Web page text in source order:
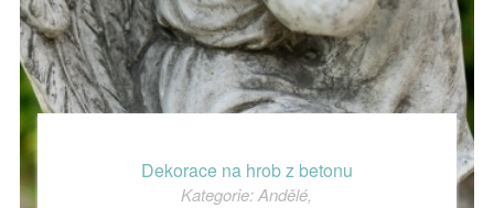
Dekorace na hrob z betonu
Kategorie:Andělé,